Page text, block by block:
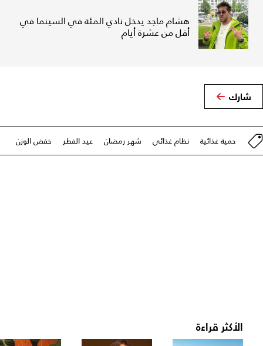
هشام ماجد يدخل نادي المئة في السينما في
أقل من عشرة أيام
شارك
حمية غذائية نظام غذائي شهر رمضان عيد الفطر خفض الوزن
الأكثر قراءة